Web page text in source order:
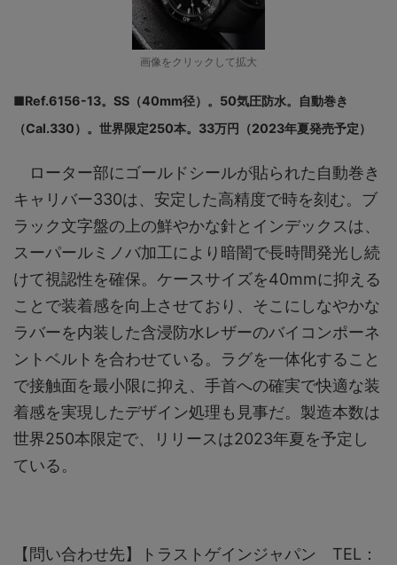
画像をクリックして拡大
■Ref.6156-13。SS（40mm径）。50気圧防水。自動巻き
（Cal.330）。世界限定250本。33万円（2023年夏発売予定）
ローター部にゴールドシールが貼られた自動巻き
キャリバー330は、安定した高精度で時を刻む。ブ
ラック文字盤の上の鮮やかな針とインデックスは、
スーパールミノバ加工により暗闇で長時間発光し続
けて視認性を確保。ケースサイズを40mmに抑える
ことで装着感を向上させており、そこにしなやかな
ラバーを内装した含浸防水レザーのバイコンポーネ
ントベルトを合わせている。ラグを一体化すること
で接触面を最小限に抑え、手首への確実で快適な装
着感を実現したデザイン処理も見事だ。製造本数は
世界250本限定で、リリースは2023年夏を予定し
ている。
【問い合わせ先】トラストゲインジャパン TEL：